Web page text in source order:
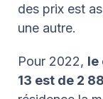
des prix est
une autre.
Pour 2022, le
13 est de 2